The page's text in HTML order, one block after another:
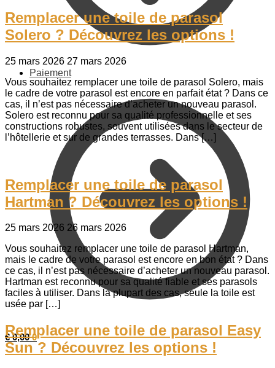
Paiement
€0,00 0
Remplacer une toile de parasol
Solero ? Découvrez les options !
25 mars 2026 27 mars 2026
Vous souhaitez remplacer une toile de parasol Solero, mais
le cadre de votre parasol est encore en parfait état ? Dans ce
cas, il n’est pas nécessaire d’acheter un nouveau parasol.
Solero est reconnu pour sa qualité professionnelle et ses
constructions robustes, souvent utilisées dans le secteur de
l’hôtellerie et sur de grandes terrasses. Dans […]
Remplacer une toile de parasol
Hartman ? Découvrez les options !
25 mars 2026 26 mars 2026
Vous souhaitez remplacer une toile de parasol Hartman,
mais le cadre de votre parasol est encore en bon état ? Dans
ce cas, il n’est pas nécessaire d’acheter un nouveau parasol.
Hartman est reconnu pour sa qualité fiable et ses parasols
faciles à utiliser. Dans la plupart des cas, seule la toile est
usée par […]
Remplacer une toile de parasol Easy
Sun ? Découvrez les options !